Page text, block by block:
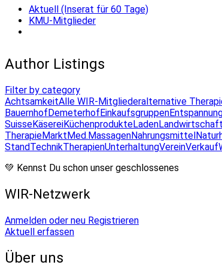
Aktuell (Inserat für 60 Tage)
KMU-Mitglieder
Author Listings
Filter by category
AchtsamkeitAlle WIR-Mitgliederalternative
BauernhofDemeterhofEinkaufsgruppen
SuisseKäsereiKüchenprodukteLadenLandwirtschaft
TherapieMarktMed.MassagenNahrungsmittel
StandTechnikTherapienUnterhaltungVereinVerkauf
💚 Kennst Du schon unser geschlossenes
WIR-Netzwerk
Anmelden oder neu Registrieren
Aktuell erfassen
Über uns